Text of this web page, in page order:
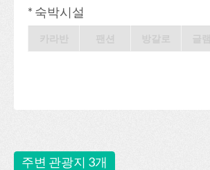
* 숙박시설
주변 관광지 3개